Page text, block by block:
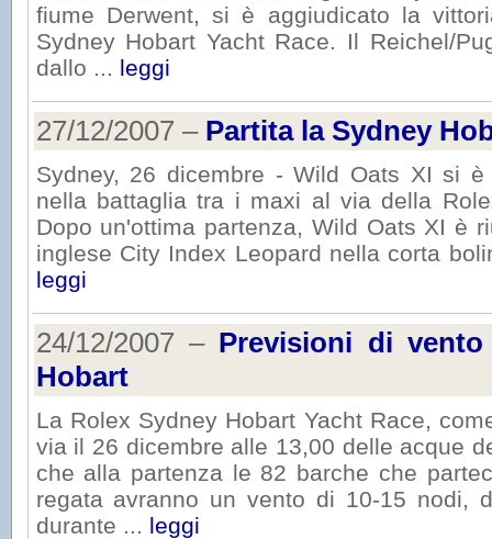
fiume Derwent, si è aggiudicato la
Sydney Hobart Yacht Race. Il Reichel/
dallo ... leggi
27/12/2007 – Partita la Sydney
Sydney, 26 dicembre - Wild Oats XI si
nella battaglia tra i maxi al via della
Dopo un'ottima partenza, Wild Oats XI è
inglese City Index Leopard nella corta
leggi
24/12/2007 – Previsioni di
Hobart
La Rolex Sydney Hobart Yacht Race,
via il 26 dicembre alle 13,00 delle acque
che alla partenza le 82 barche che
regata avranno un vento di 10-15 nodi,
durante ... leggi